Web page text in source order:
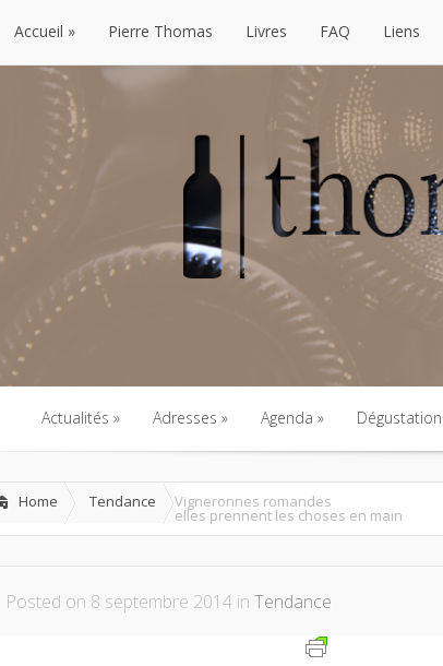
Accueil
Accueil
Pierre Thomas Livres FAQ Liens
Actualités
Actualités
Adresses
Adresses
Agenda
Agenda
Dégustation
Dégustation
Home Tendance Vigneronnes romandes
elles prennent les choses en main
Posted on 8 septembre 2014 in Tendance